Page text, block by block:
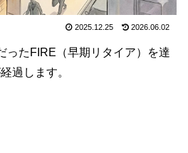
2025.12.25 2026.06.02
ったFIRE（早期リタイア）を達
過します。